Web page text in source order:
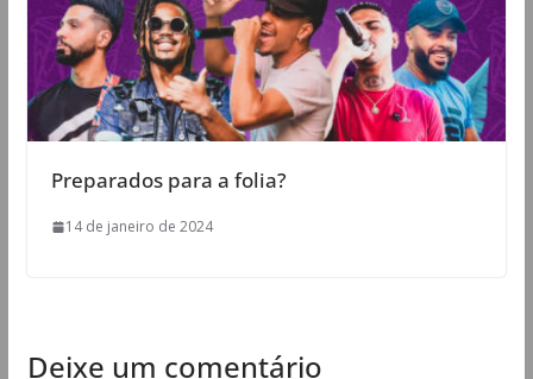
Preparados para a folia?
14 de janeiro de 2024
Deixe um comentário